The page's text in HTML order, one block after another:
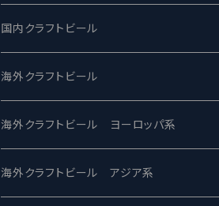
国内クラフトビール
UCHU BREWING -うちゅうブルーイング
バテレ -VERTERE
2nd Story Ale Works -セカンドストーリ
海外クラフトビール
Modern Times モダンタイムズ
Maui マウイ
海外クラフトビール ヨーロッパ系
UnBarred -アンバード
海外クラフトビール アジア系